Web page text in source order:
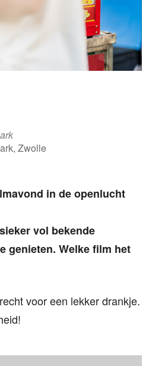
Zwolle
in de openlucht
vol bekende
genieten. Welke film het
voor een lekker drankje.